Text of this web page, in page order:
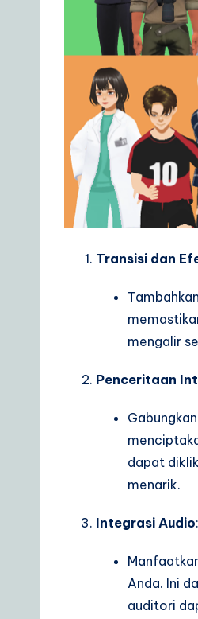
Transisi dan
mengalir
Penceritaan
dapat
menarik.
Integrasi Audio:
Anda. Ini
auditori